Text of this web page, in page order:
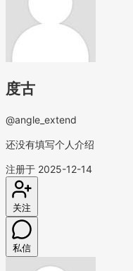
度古
@angle_extend
还没有填写个人介绍
注册于 2025-12-14
关注
私信